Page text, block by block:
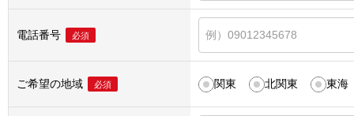
電話番号 必須
ご希望の地域 必須 関東 北関東 東海